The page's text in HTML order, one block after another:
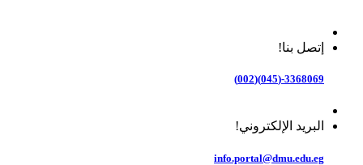
إتصل بنا!
3368069-(045)(002)
البريد الإلكتروني!
info.portal@dmu.edu.eg